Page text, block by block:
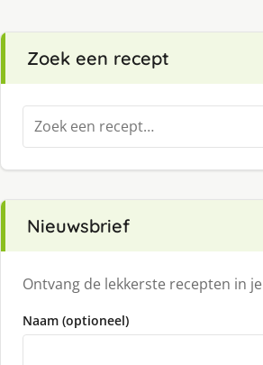
Zoek een recept
Zoeken
naar:
Nieuwsbrief
Ontvang de lekkerste recepten in
Naam (optioneel)